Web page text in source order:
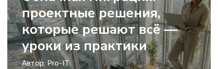
проектные решения,
которые решают всё —
уроки из практики
Автор: Pro-IT 21-05-2026, 23:30
0